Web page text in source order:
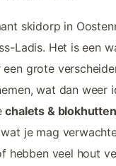
skidorp in
Ladis. Het is een
grote
wat dan weer
chalets &
je mag
hebben veel hout